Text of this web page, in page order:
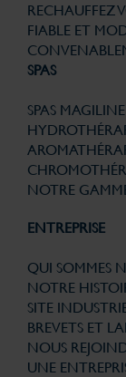
RECHAUFFEZ
FIABLE ET
SPAS
SPAS MAGILINE
NOTRE
ENTREPRISE
QUI SOMMES
NOTRE
SITE
BREVETS ET
NOUS
UNE